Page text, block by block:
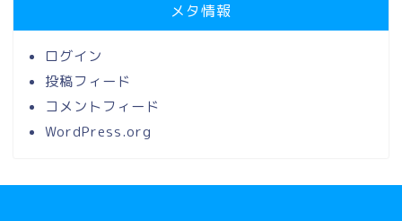
メタ情報
ログイン
投稿フィード
コメントフィード
WordPress.org